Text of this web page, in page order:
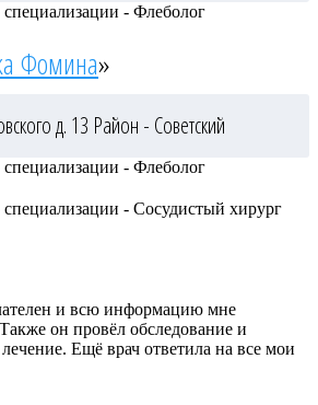
- Флеболог
Фомина»
д. 13 Район - Советский
- Флеболог
- Сосудистый хирург
и всю информацию мне
он провёл обследование и
Ещё врач ответила на все мои